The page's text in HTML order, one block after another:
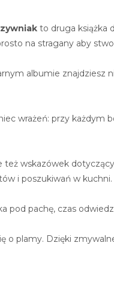
to druga książka
na stragany aby
albumie znajdziesz
wrażeń: przy każdym
też wskazówek
i poszukiwań w kuchni.
pod pachę, czas
o plamy. Dzięki